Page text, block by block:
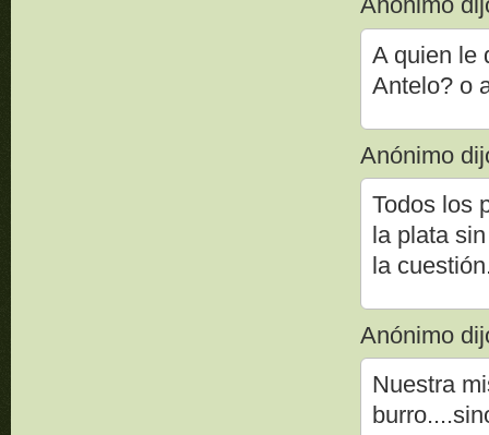
A quien le
Antelo? o
Anónimo
Todos los
la plata
la
Anónimo
Nuestra